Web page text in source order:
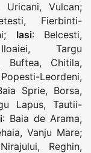
Uricani,Vulcan;
, Fierbinti-
; Iasi: Belcesti,
, Targu
Buftea, Chitila,
Popesti-Leordeni,
Sprie, Borsa,
Lapus,Tautii-
: Baia de Arama,
, Vanju Mare;
, Reghin,